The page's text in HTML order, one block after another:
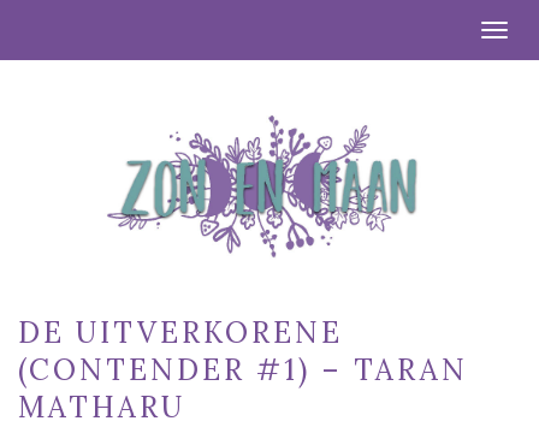
DE UITVERKORENE
(CONTENDER #1) – TARAN
MATHARU